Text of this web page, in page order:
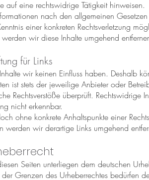
auf eine rechtswidrige Tätigkeit hinweisen.
nach den allgemeinen
einer konkreten Rechtsverletzung
wir diese Inhalte umgehend
für Links
wir keinen Einfluss haben. Deshalb
ist stets der jeweilige Anbieter oder
Rechtsverstöße überprüft. Rechtswidrige
nicht erkennbar.
ohne konkrete Anhaltspunkte einer
werden wir derartige Links umgehend
Seiten unterliegen dem deutschen
Grenzen des Urheberrechtes bedürfen